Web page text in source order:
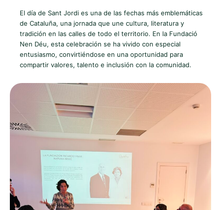
El día de Sant Jordi es una de las fechas más emblemáticas
de Cataluña, una jornada que une cultura, literatura y
tradición en las calles de todo el territorio. En la Fundació
Nen Déu, esta celebración se ha vivido con especial
entusiasmo, convirtiéndose en una oportunidad para
compartir valores, talento e inclusión con la comunidad.